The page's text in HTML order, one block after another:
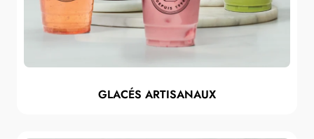
GLACÉS ARTISANAUX